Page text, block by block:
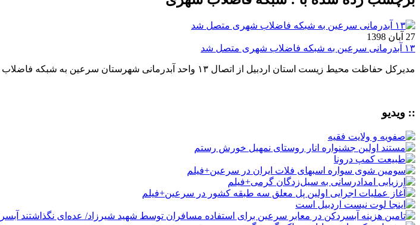
27 آبان 1398
۱۳ آبدرمانی‌ سرعین به شبکه فاضلاب شهری متصل شد
مدیرکل حفاظت محیط زیست استان اردبیل از اتصال ۱۳ واحد آبدرمانی شهرستان سرعین به شبکه فاضلاب شهری خبر داد.
:: ویدیو